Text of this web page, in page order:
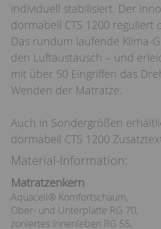
individuell stabilisiert. Der
dormabell CTS 1200 reguliert
Das rundum laufende Klima-
den Luftaustausch – und
mit über 50 Eingriffen das
Wenden der Matratze.
Auch in Sondergrößen
dormabell CTS 1200
Material-Information:
Matratzenkern
Aquacell® Komfortschaum,
Ober- und Unterplatte RG 70,
zoniertes Innenleben RG 55,